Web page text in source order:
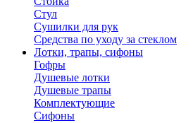
Стул
Сушилки для рук
Средства по уходу за стеклом
Лотки, трапы, сифоны
Гофры
Душевые лотки
Душевые трапы
Комплектующие
Сифоны